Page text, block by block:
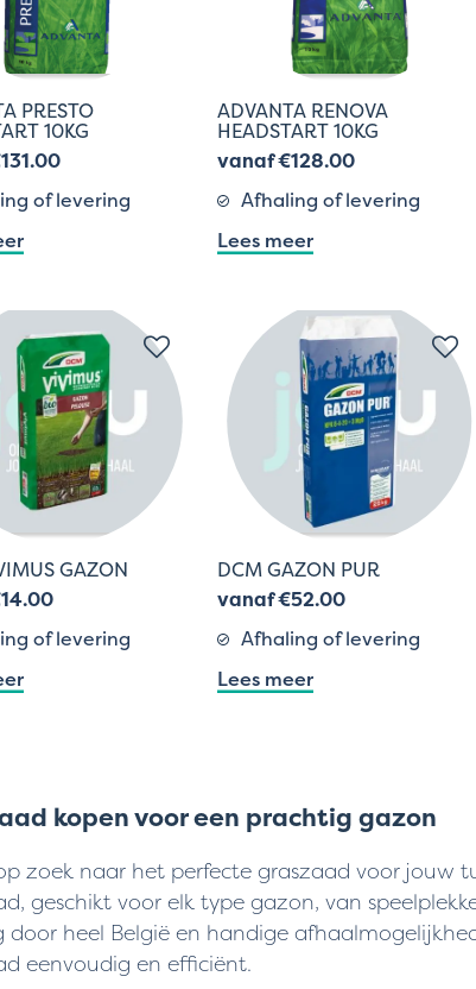
PRESTO
10KG
of levering
ADVANTA RENOVA
HEADSTART 10KG
vanaf €128.00
Afhaling of levering
Lees meer
GAZON
of levering
DCM GAZON PUR
vanaf €52.00
Afhaling of levering
Lees meer
kopen voor een prachtig gazon
zoek naar het perfecte graszaad voor jouw
geschikt voor elk type gazon, van
door heel België en handige
eenvoudig en efficiënt.